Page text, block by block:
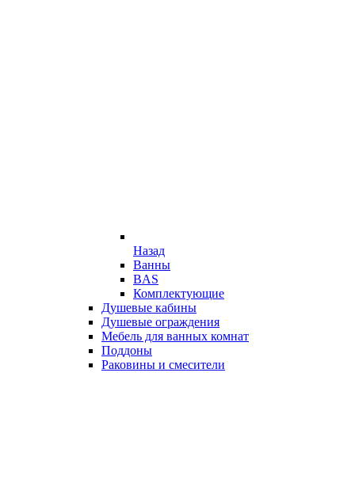
Назад
Ванны
BAS
Комплектующие
Душевые кабины
Душевые ограждения
Мебель для ванных комнат
Поддоны
Раковины и смесители